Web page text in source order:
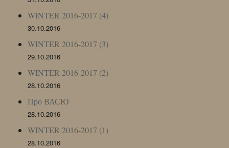
WINTER 2016-2017 (4)
30.10.2016
WINTER 2016-2017 (3)
29.10.2016
WINTER 2016-2017 (2)
28.10.2016
Про ВАСЮ
28.10.2016
WINTER 2016-2017 (1)
28.10.2016